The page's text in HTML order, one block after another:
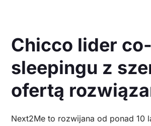
Chicco lider co-
sleepingu z
ofertą
Next2Me to rozwijana od ponad 10